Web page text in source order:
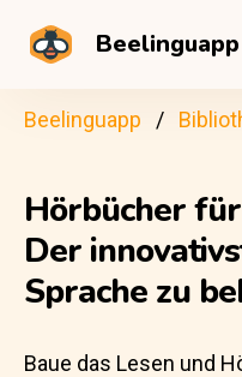
Beelinguapp
Beelinguapp
Hörbücher
Der
Sprache zu
Baue das Lesen und